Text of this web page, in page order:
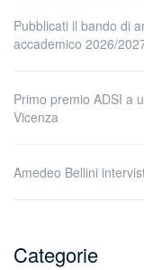
Pubblicati il bando di
accademico 2026/
Primo premio ADSI a
Vicenza
Amedeo Bellini
Categorie